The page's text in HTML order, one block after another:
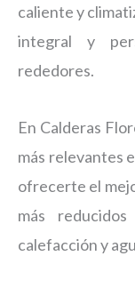
caliente y
integral y
rededores.
En Calderas
más relevantes
ofrecerte el
más
calefacción y